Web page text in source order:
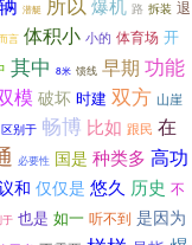
潜艇 路 拆装 退
言 体积小 小的 体育场 开
其中 8米 馈线 早期 功能
模 破坏 时建 双方 山崖
区别于 畅博 比如 跟民 在
必要性 国是 种类多 高功
和 仅仅是 悠久 历史 不
于 也是 如一 听不到 是因为